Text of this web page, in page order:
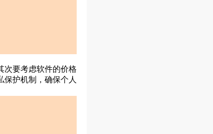
次要考虑软件的价格
护机制，确保个人